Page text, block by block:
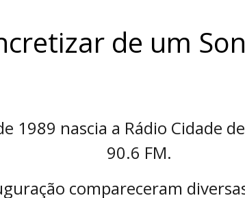
de um
1989 nascia a Rádio Cidade
90.6 FM.
compareceram